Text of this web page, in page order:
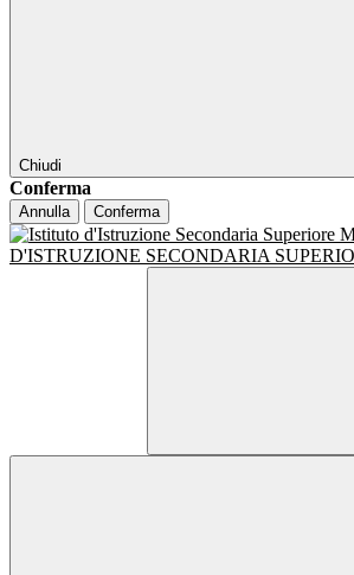
Chiudi
Conferma
Annulla Conferma
D'ISTRUZIONE SECONDARIA